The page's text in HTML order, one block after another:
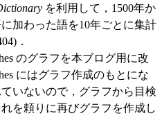
を利用して，1500年か
加わった語を10年ごとに集計
．
のグラフを本ブログ用に改
にはグラフ作成のもとにな
いないので，グラフから目検
を頼りに再びグラフを作成し